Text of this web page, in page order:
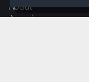
About
Αρχική